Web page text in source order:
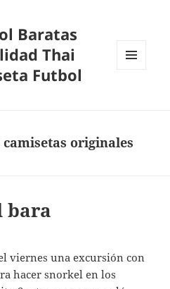
Baratas
Thai
Futbol
originales
bara
viernes una excursión con
hacer snorkel en los